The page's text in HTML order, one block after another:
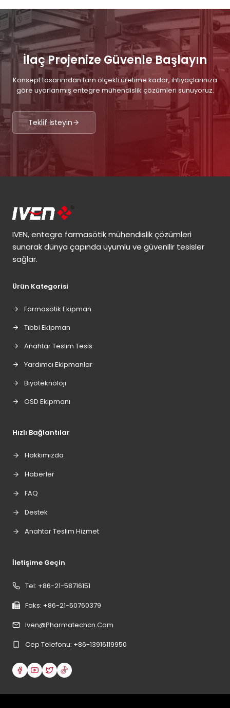
İlaç Projenize Güvenle Başlayın
Konsept tasarımdan tam ölçekli üretime kadar, ihtiyaçlarınıza
göre uyarlanmış entegre mühendislik çözümleri sunuyoruz.
Teklif İsteyin
IVEN, entegre farmasötik mühendislik çözümleri
sunarak dünya çapında uyumlu ve güvenilir tesisler
sağlar.
Ürün Kategorisi
Farmasötik Ekipman
Tıbbi Ekipman
Anahtar Teslim Tesis
Yardımcı Ekipmanlar
Biyoteknoloji
OSD Ekipmanı
Hızlı Bağlantılar
Hakkımızda
Haberler
FAQ
Destek
Anahtar Teslim Hizmet
İletişime Geçin
Tel: +86-21-58716151
Faks: +86-21-50760379
Iven@pharmatechcn.com
Cep Telefonu: +86-13916119950